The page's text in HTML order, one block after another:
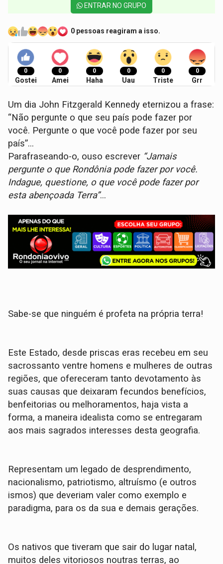
ENTRAR NO GRUPO
0 pessoas reagiram a isso.
0
Gostei
0
Amei
0
Haha
0
Uau
0
Triste
0
Grr
Um dia John Fitzgerald Kennedy eternizou a frase:
“Não pergunte o que seu país pode fazer por
você. Pergunte o que você pode fazer por seu
país”...
Parafraseando-o, ouso escrever “Jamais
pergunte o que Rondônia pode fazer por você.
Indague, questione, o que você pode fazer por
esta abençoada Terra”...
Sabe-se que ninguém é profeta na própria terra!
Este Estado, desde priscas eras recebeu em seu
sacrossanto ventre homens e mulheres de outras
regiões, que ofereceram tanto devotamento às
suas causas que deixaram fecundos benefícios,
benfeitorias ou melhoramentos, haja vista a
forma, a maneira idealista como se entregaram
aos mais sagrados interesses desta geografia.
Representam um legado de desprendimento,
nacionalismo, patriotismo, altruísmo (e outros
ismos) que deveriam valer como exemplo e
paradigma, para os da sua e demais gerações.
Os nativos que tiveram que sair do lugar natal,
muitos deles vitoriosos noutras terras, ao